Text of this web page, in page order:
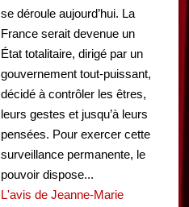
se déroule aujourd’hui. La
France serait devenue un
État totalitaire, dirigé par un
gouvernement tout-puissant,
décidé à contrôler les êtres,
leurs gestes et jusqu’à leurs
pensées. Pour exercer cette
surveillance permanente, le
pouvoir dispose...
L'avis de Jeanne-Marie